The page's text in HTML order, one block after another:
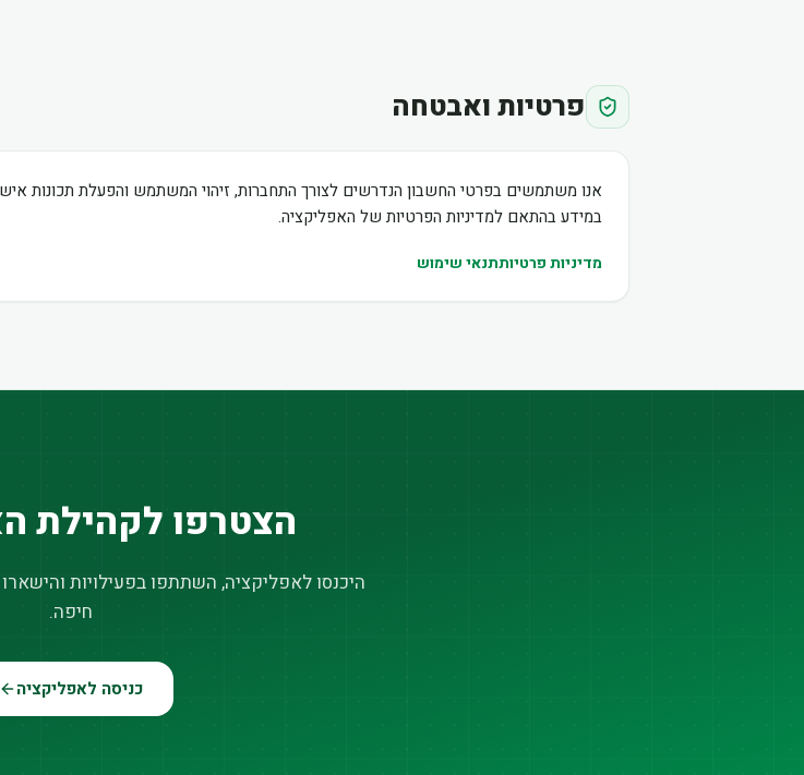
פרטיות ואבטחה
אנו משתמשים בפרטי החשבון הנדרשים לצורך התחברות, זיהוי המשתמש והפעלת תכונות
במידע בהתאם למדיניות הפרטיות של האפליקציה.
מדיניות פרטיותתנאי שימוש
הצטרפו לקהילת
היכנסו לאפליקציה, השתתפו בפעילויות
חיפה.
כניסה לאפליקציה